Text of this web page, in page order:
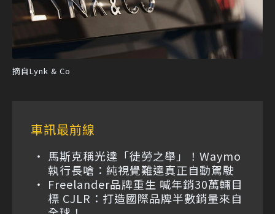
摘自Lynk & Co
車訊最前線
馬斯克稱光達「徒勞之舉」！Waymo
執行長嗆：純視覺難達真正自動駕駛
Freelander品牌重生 喊年銷30萬輛目
標 CJLR：打造國際品牌半數銷量來自